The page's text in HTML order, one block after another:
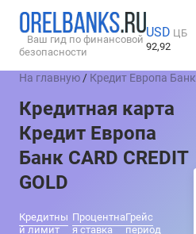
Ваш гид по финансовой
безопасности
USD ЦБ
92,92
На главную / Кредит Европа Банк
Кредитная карта
Кредит Европа
Банк CARD CREDIT
GOLD
Кредитны
й лимит
Процентна
я ставка
Грейс
период